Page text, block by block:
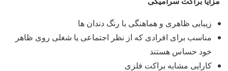
زیبایی ظاهری و هماهنگی با رنگ دندان ها
مناسب برای افرادی که از نظر اجتماعی یا شغلی روی ظاهر
خود حساس هستند
کارایی مشابه براکت فلزی